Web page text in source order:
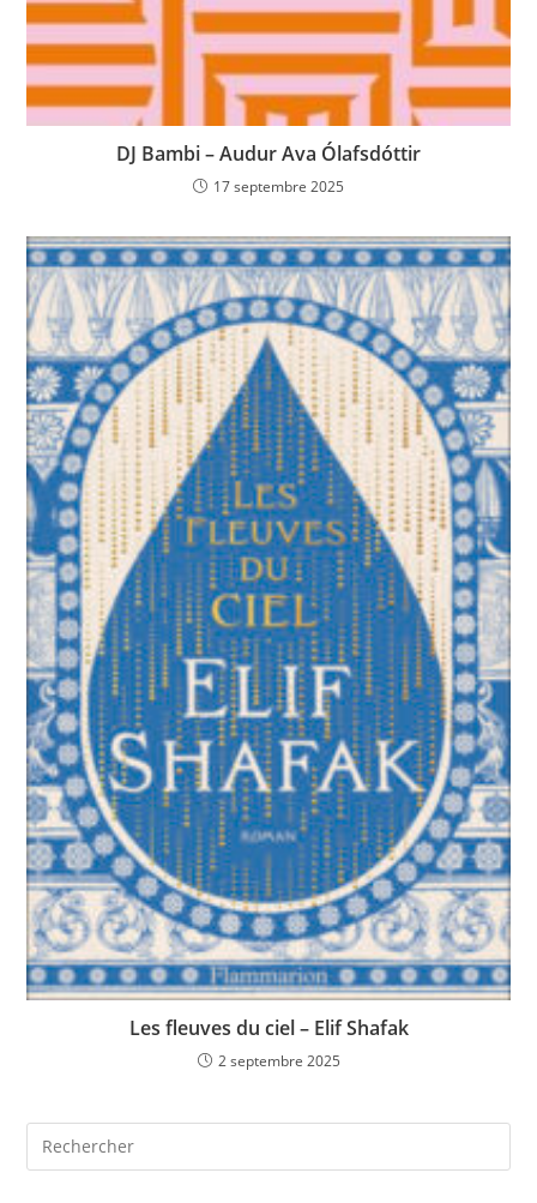
DJ Bambi – Audur Ava Ólafsdóttir
17 septembre 2025
Les fleuves du ciel – Elif Shafak
2 septembre 2025